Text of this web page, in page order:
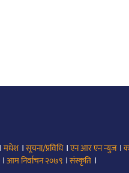
मधेश।सूचना/प्रविधि।एन आर एन न्युज।
।आम निर्वाचन २०७९ ।संस्कृति ।